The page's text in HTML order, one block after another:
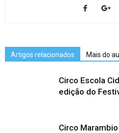
Artigos relacionados Mais do
Circo Escola
edição do
Circo